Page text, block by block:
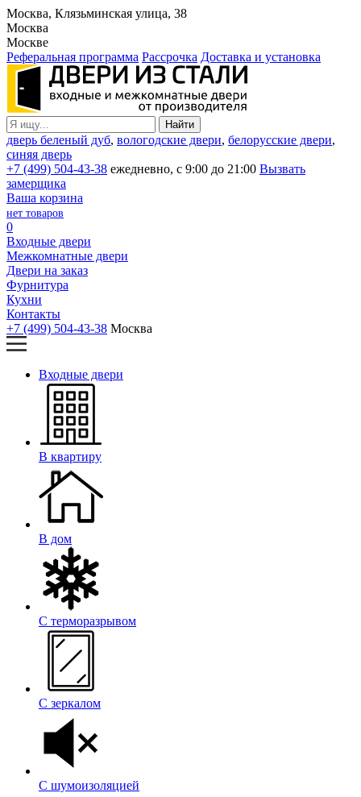
Москва, Клязьминская улица, 38
Москва
Москве
Реферальная программа Рассрочка Доставка и установка
дверь беленый дуб, вологодские двери, белорусские двери,
синяя дверь
+7 (499) 504-43-38 ежедневно, с 9:00 до 21:00 Вызвать
замерщика
Ваша корзина
нет товаров
0
Входные двери
Межкомнатные двери
Двери на заказ
Фурнитура
Кухни
Контакты
+7 (499) 504-43-38 Москва
Входные двери
В квартиру
В дом
С терморазрывом
С зеркалом
С шумоизоляцией